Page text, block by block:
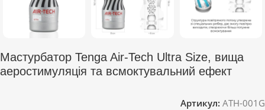
Мастурбатор Tenga Air-Tech Ultra Size, вища
аеростимуляція та всмоктувальний ефект
Артикул: ATH-001G